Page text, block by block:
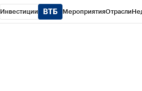
Инвестиции МероприятияОтрасли